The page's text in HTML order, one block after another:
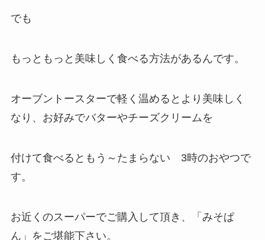
でも
もっともっと美味しく食べる方法があるんです。
オーブントースターで軽く温めるとより美味しく
なり、お好みでバターやチーズクリームを
付けて食べるともう～たまらない 3時のおやつで
す。
お近くのスーパーでご購入して頂き、「みそぱ
ん」をご堪能下さい。